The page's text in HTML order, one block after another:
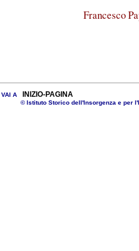
Francesco
VAI A INIZIO-PAGINA
© Istituto Storico dell'Insorgenza e per